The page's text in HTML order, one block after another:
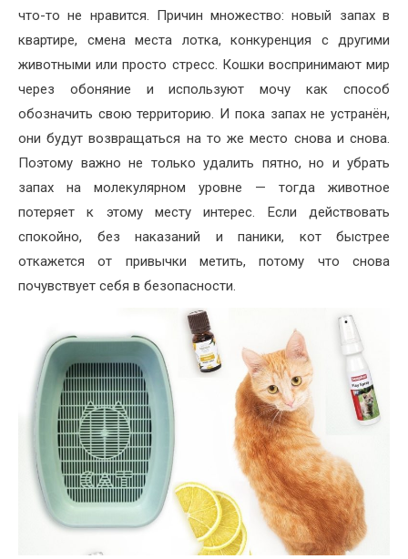
что-то не нравится. Причин множество: новый запах в
квартире, смена места лотка, конкуренция с другими
животными или просто стресс. Кошки воспринимают мир
через обоняние и используют мочу как способ
обозначить свою территорию. И пока запах не устранён,
они будут возвращаться на то же место снова и снова.
Поэтому важно не только удалить пятно, но и убрать
запах на молекулярном уровне — тогда животное
потеряет к этому месту интерес. Если действовать
спокойно, без наказаний и паники, кот быстрее
откажется от привычки метить, потому что снова
почувствует себя в безопасности.